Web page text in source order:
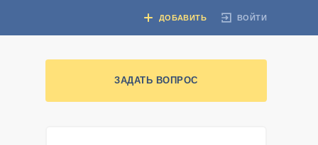
ВОЙТИ
ДОБАВИТЬ
ЗАДАТЬ ВОПРОС